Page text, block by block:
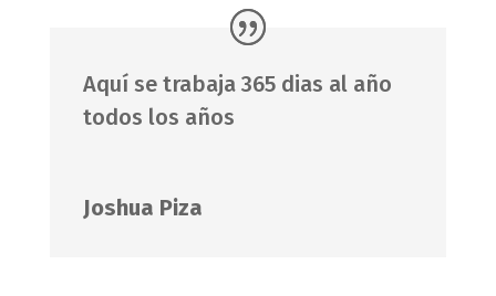
Aquí se trabaja 365 dias al año
todos los años
Joshua Piza